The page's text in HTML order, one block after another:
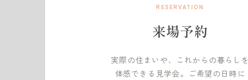
RESERVATION
来場予約
実際の住まいや、これからの暮らしを
体感できる見学会。ご希望の日時に